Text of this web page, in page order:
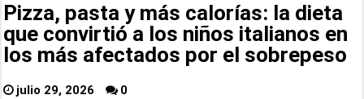
Pizza, pasta y más calorías: la dieta
que convirtió a los niños italianos en
los más afectados por el sobrepeso
julio 29, 2026 0